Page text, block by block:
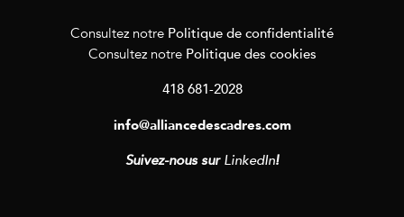
Consultez notre Politique de confidentialité
Consultez notre Politique des cookies
418 681-2028
info@alliancedescadres.com
Suivez-nous sur LinkedIn!